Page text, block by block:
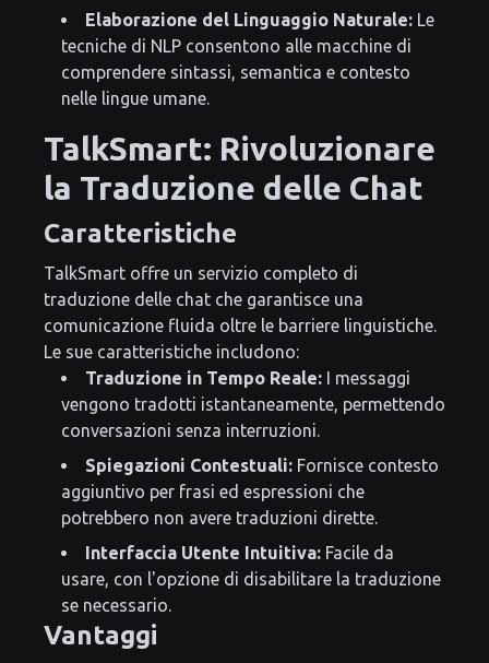
Elaborazione del Linguaggio Naturale: Le
tecniche di NLP consentono alle macchine di
comprendere sintassi, semantica e contesto
nelle lingue umane.
TalkSmart: Rivoluzionare
la Traduzione delle Chat
Caratteristiche
TalkSmart offre un servizio completo di
traduzione delle chat che garantisce una
comunicazione fluida oltre le barriere linguistiche.
Le sue caratteristiche includono:
Traduzione in Tempo Reale: I messaggi
vengono tradotti istantaneamente, permettendo
conversazioni senza interruzioni.
Spiegazioni Contestuali: Fornisce contesto
aggiuntivo per frasi ed espressioni che
potrebbero non avere traduzioni dirette.
Interfaccia Utente Intuitiva: Facile da
usare, con l'opzione di disabilitare la traduzione
se necessario.
Vantaggi